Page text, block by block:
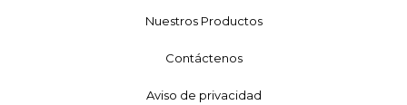
Nuestros Productos
Contáctenos
Aviso de privacidad